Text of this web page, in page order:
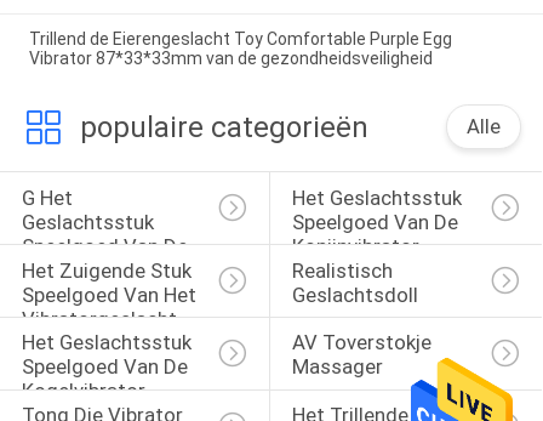
Trillend de Eierengeslacht Toy Comfortable Purple Egg
Vibrator 87*33*33mm van de gezondheidsveiligheid
populaire categorieën Alle
G Het
Geslachtsstuk
Speelgoed Van De
Vlekvibrator
Het Geslachtsstuk
Speelgoed Van De
Konijnvibrator
Het Zuigende Stuk
Speelgoed Van Het
Vibratorgeslacht
Realistisch
Geslachtsdoll
Het Geslachtsstuk
Speelgoed Van De
Kogelvibrator
AV Toverstokje
Massager
Tong Die Vibrator
Het Trillende Stuk